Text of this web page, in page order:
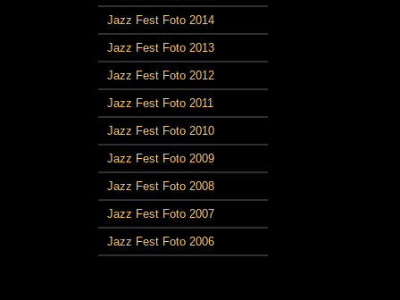
Jazz Fest Foto 2014
Jazz Fest Foto 2013
Jazz Fest Foto 2012
Jazz Fest Foto 2011
Jazz Fest Foto 2010
Jazz Fest Foto 2009
Jazz Fest Foto 2008
Jazz Fest Foto 2007
Jazz Fest Foto 2006